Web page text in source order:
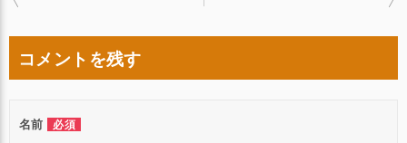
ビ
ー
コメントを残す
名前 必須